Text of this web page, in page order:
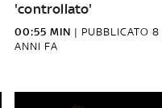
'controllato'
00:55 MIN | PUBBLICATO 8
ANNI FA